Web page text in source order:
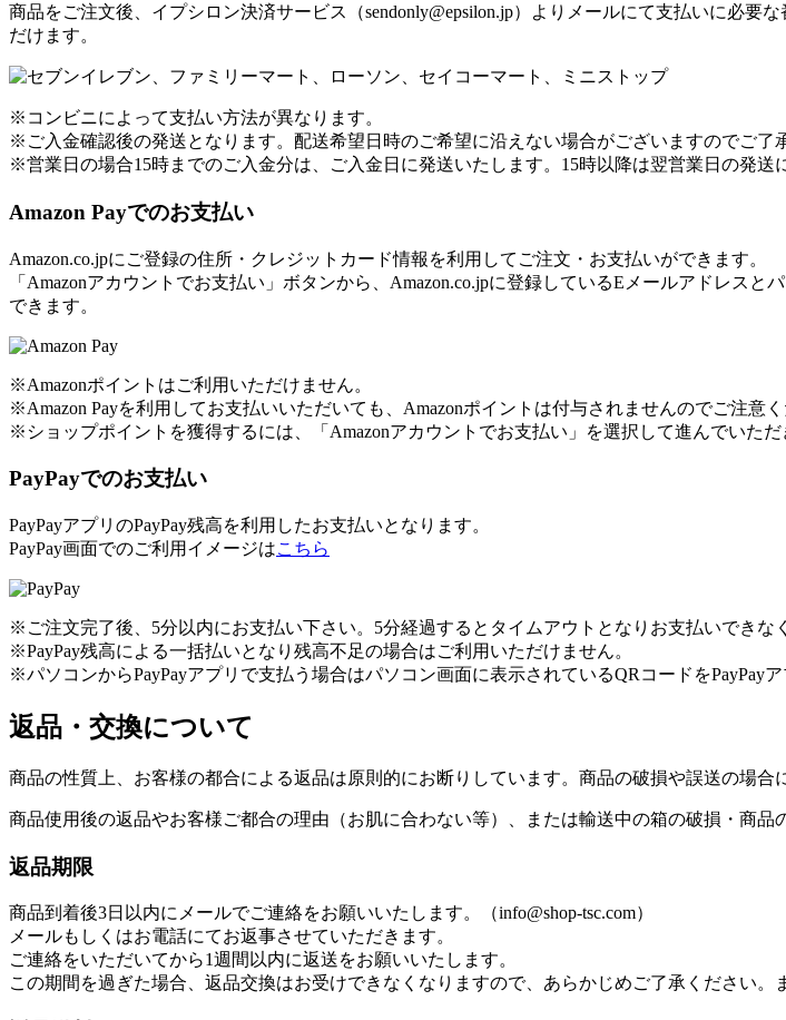
商品をご注文後、イプシロン決済サービス（sendonly@epsilon.jp）よりメールにて支払いに必
だけます。
※コンビニによって支払い方法が異なります。
※ご入金確認後の発送となります。配送希望日時のご希望に沿えない場合がございますのでご了
※営業日の場合15時までのご入金分は、ご入金日に発送いたします。15時以降は翌営業日の発送
Amazon Payでのお支払い
Amazon.co.jpにご登録の住所・クレジットカード情報を利用してご注文・お支払いができます。
「Amazonアカウントでお支払い」ボタンから、Amazon.co.jpに登録しているEメールアドレス
できます。
※Amazonポイントはご利用いただけません。
※Amazon Payを利用してお支払いいただいても、Amazonポイントは付与されませんのでご注意く
※ショップポイントを獲得するには、「Amazonアカウントでお支払い」を選択して進んでいた
PayPayでのお支払い
PayPayアプリのPayPay残高を利用したお支払いとなります。
PayPay画面でのご利用イメージはこちら
※ご注文完了後、5分以内にお支払い下さい。5分経過するとタイムアウトとなりお支払いできな
※PayPay残高による一括払いとなり残高不足の場合はご利用いただけません。
※パソコンからPayPayアプリで支払う場合はパソコン画面に表示されているQRコードをPayPay
返品・交換について
商品の性質上、お客様の都合による返品は原則的にお断りしています。商品の破損や誤送の場合
商品使用後の返品やお客様ご都合の理由（お肌に合わない等）、または輸送中の箱の破損・商
返品期限
商品到着後3日以内にメールでご連絡をお願いいたします。（info@shop-tsc.com）
メールもしくはお電話にてお返事させていただきます。
ご連絡をいただいてから1週間以内に返送をお願いいたします。
この期間を過ぎた場合、返品交換はお受けできなくなりますので、あらかじめご了承ください